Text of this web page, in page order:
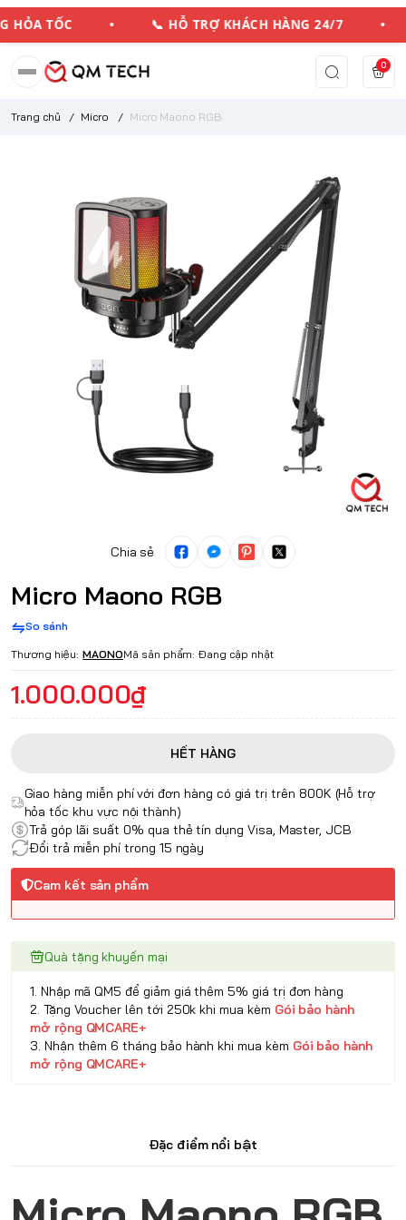
HỎA TỐC • 📞 HỖ TRỢ KHÁCH HÀNG
0
Trang chủ / Micro / Micro Maono RGB
Chia sẻ
Micro Maono RGB
So sánh
Thương hiệu: MAONOMã sản phẩm: Đang cập nhật
1.000.000₫
HẾT HÀNG
Giao hàng miễn phí với đơn hàng có giá trị trên 800K (Hỗ trợ
hỏa tốc khu vực nội thành)
Trả góp lãi suất 0% qua thẻ tín dụng Visa, Master, JCB
Đổi trả miễn phí trong 15 ngày
Cam kết sản phẩm
Quà tặng khuyến mại
1. Nhập mã QM5 để giảm giá thêm 5% giá trị đơn hàng
2. Tặng Voucher lên tới 250k khi mua kèm Gói bảo hành
mở rộng QMCARE+
3. Nhận thêm 6 tháng bảo hành khi mua kèm Gói bảo hành
mở rộng QMCARE+
Đặc điểm nổi bật